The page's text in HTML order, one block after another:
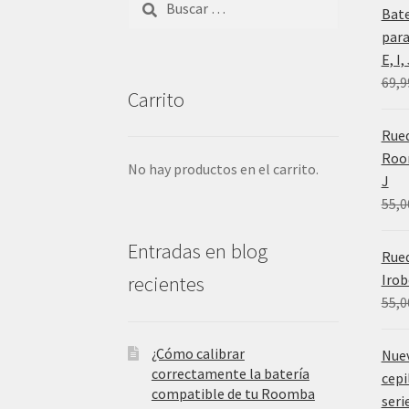
Carrito
No hay productos en el carrito.
Entradas en blog
recientes
¿Cómo calibrar
correctamente la batería
compatible de tu Roomba
E,
J